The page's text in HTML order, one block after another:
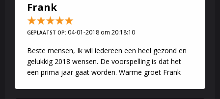
Frank
GEPLAATST OP: 04-01-2018 om 20:18:10
Beste mensen, Ik wil iedereen een heel gezond en
gelukkig 2018 wensen. De voorspelling is dat het
een prima jaar gaat worden. Warme groet Frank